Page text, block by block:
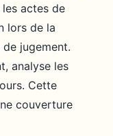
les actes de
lors de la
jugement.
analyse les
Cette
couverture